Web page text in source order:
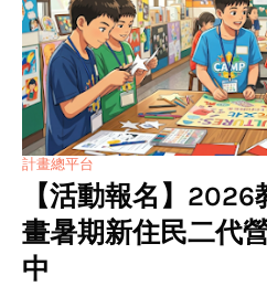
計畫總平台
【活動報名】
畫暑期新住民二代
中